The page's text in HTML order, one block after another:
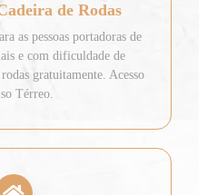
de Rodas
as pessoas portadoras de
e com dificuldade de
gratuitamente. Acesso
Térreo.